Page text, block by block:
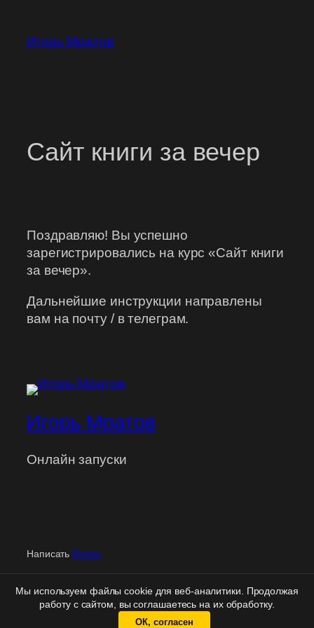
Мы используем файлы cookie для веб-аналитики. Продолжая
работу с сайтом, вы соглашаетесь на их обработку.
ОК, согласен
содержимому
Игорь Мратов
Сайт книги за вечер
Поздравляю! Вы успешно
зарегистрировались на курс «Сайт книги
за вечер».
Дальнейшие инструкции направлены
вам на почту / в телеграм.
Игорь Мратов
Онлайн запуски
Написать Игорю
Персональная поддержка | Вход для клиентов
Политика конфиденциальности
Правовая информация